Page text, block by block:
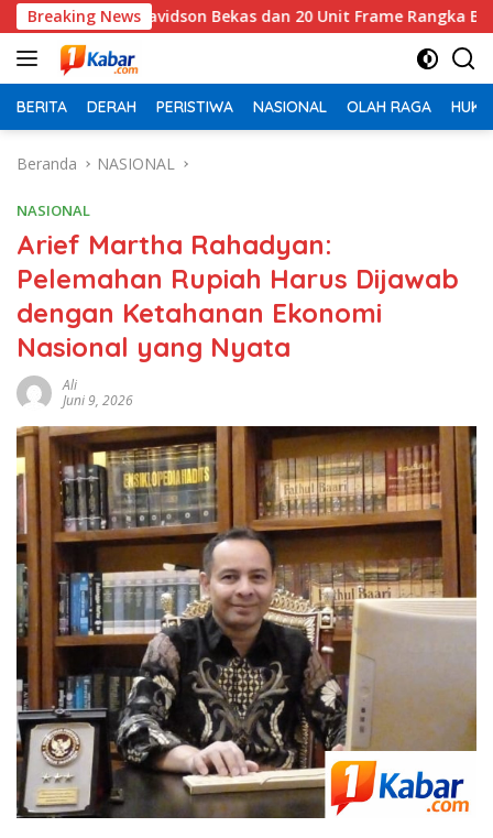
Langsung
ke
konten
Breaking News
Bekas dan 20 Unit Frame Rangka Bekas Asal Tiongkok
BERITA DERAH PERISTIWA NASIONAL OLAH RAGA
Beranda NASIONAL
NASIONAL
Arief Martha Rahadyan:
Pelemahan Rupiah Harus Dijawab
dengan Ketahanan Ekonomi
Nasional yang Nyata
Ali
Juni 9, 2026